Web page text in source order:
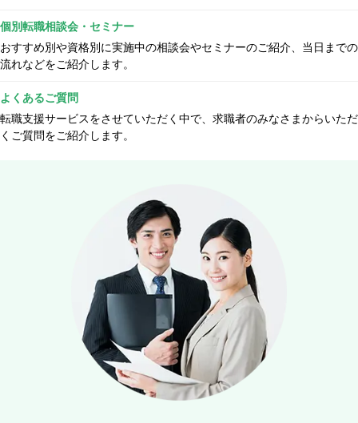
個別転職相談会・セミナー
おすすめ別や資格別に実施中の相談会やセミナーのご紹介、当日までの
流れなどをご紹介します。
よくあるご質問
転職支援サービスをさせていただく中で、求職者のみなさまからいただ
くご質問をご紹介します。